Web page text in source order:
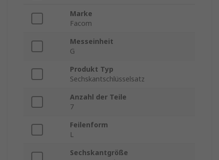
Marke
Facom
Messeinheit
G
Produkt Typ
Sechskantschlüsselsatz
Anzahl der Teile
7
Feilenform
L
Sechskantgröße